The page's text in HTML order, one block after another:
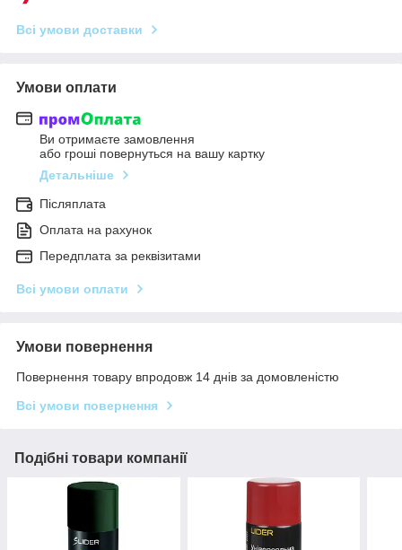
Всі умови доставки
Умови оплати
Ви отримаєте замовлення
або гроші повернуться на вашу картку
Детальніше
Післяплата
Оплата на рахунок
Передплата за реквізитами
Всі умови оплати
Умови повернення
Повернення товару впродовж 14 днів за домовленістю
Всі умови повернення
Подібні товари компанії